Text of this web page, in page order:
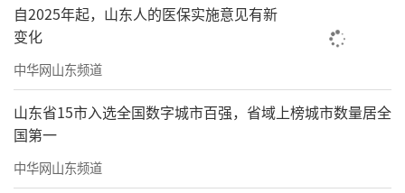
汉服社带来走秀表演《华韵夏章》。同学
们身着精美的汉服一一出场，她们衣袂飘飘，
自2025年起，山东人的医保实施意见有新
变化
中华网山东频道
山东省15市入选全国数字城市百强，省域上榜城市数量居全
国第一
中华网山东频道